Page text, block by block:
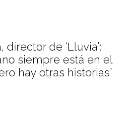
director de ‘Lluvia’:
siempre está en el
hay otras historias”